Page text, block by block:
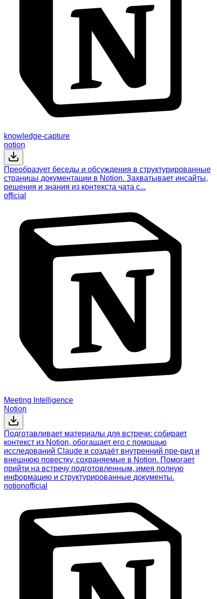
knowledge-capture
notion
Преобразует беседы и обсуждения в структурированные
страницы документации в Notion. Захватывает инсайты,
решения и знания из контекста чата с...
official
Meeting Intelligence
Notion
Подготавливает материалы для встречи: собирает
контекст из Notion, обогащает его с помощью
исследований Claude и создаёт внутренний пре-рид и
внешнюю повестку, сохраняемые в Notion. Помогает
прийти на встречу подготовленным, имея полную
информацию и структурированные документы.
notionofficial